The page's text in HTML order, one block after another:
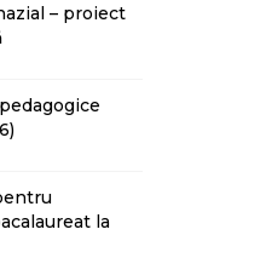
– proiect
la